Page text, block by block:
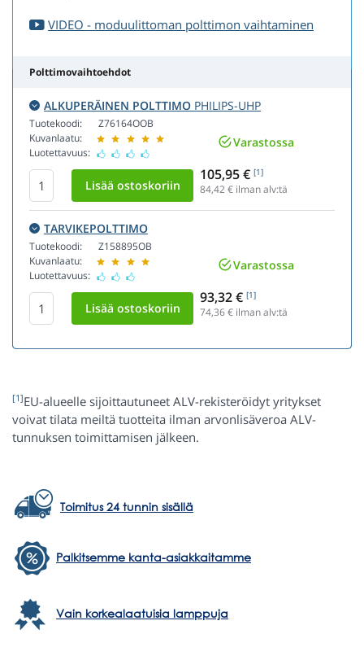
VIDEO - moduulittoman polttimon vaihtaminen
Polttimovaihtoehdot
ALKUPERÄINEN POLTTIMO PHILIPS-UHP
Tuotekoodi:
Kuvanlaatu:
Luotettavuus:
Z76164OOB
Varastossa
105,95 € [1]
84,42€ ilman alv:tä
TARVIKEPOLTTIMO
Tuotekoodi:
Kuvanlaatu:
Luotettavuus:
Z158895OB
Varastossa
93,32 € [1]
74,36€ ilman alv:tä
[1]EU-alueelle sijoittautuneet ALV-rekisteröidyt yritykset
voivat tilata meiltä tuotteita ilman arvonlisäveroa ALV-
tunnuksen toimittamisen jälkeen.
Toimitus 24 tunnin sisällä
Palkitsemme kanta-asiakkaitamme
Vain korkealaatuisia lamppuja